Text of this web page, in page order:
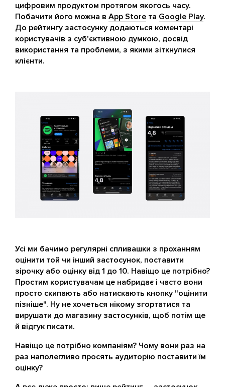
цифровим продуктом протягом якогось часу.
Побачити його можна в App Store та Google Play.
До рейтингу застосунку додаються коментарі
користувачів з суб'єктивною думкою, досвід
використання та проблеми, з якими зіткнулися
клієнти.
Усі ми бачимо регулярні спливашки з проханням
оцінити той чи інший застосунок, поставити
зірочку або оцінку від 1 до 10. Навіщо це потрібно?
Простим користувачам це набридає і часто вони
просто скипають або натискають кнопку "оцінити
пізніше". Ну не хочеться нікому згортатися та
вирушати до магазину застосунків, щоб потім ще
й відгук писати.
Навіщо це потрібно компаніям? Чому вони раз на
раз наполегливо просять аудиторію поставити їм
оцінку?